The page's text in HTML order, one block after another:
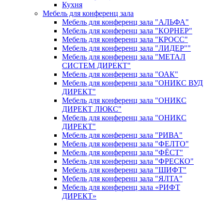
Кухня
Мебель для конференц зала
Мебель для конференц зала "АЛЬФА"
Мебель для конференц зала "КОРНЕР"
Мебель для конференц зала "КРОСС"
Мебель для конференц зала "ЛИДЕР""
Мебель для конференц зала "МЕТАЛ
СИСТЕМ ДИРЕКТ"
Мебель для конференц зала "ОАК"
Мебель для конференц зала "ОНИКС ВУД
ДИРЕКТ"
Мебель для конференц зала "ОНИКС
ДИРЕКТ ЛЮКС"
Мебель для конференц зала "ОНИКС
ДИРЕКТ"
Мебель для конференц зала "РИВА"
Мебель для конференц зала "ФЕЛТО"
Мебель для конференц зала "ФЁСТ"
Мебель для конференц зала "ФРЕСКО"
Мебель для конференц зала "ШИФТ"
Мебель для конференц зала "ЯЛТА"
Мебель для конференц зала «РИФТ
ДИРЕКТ»